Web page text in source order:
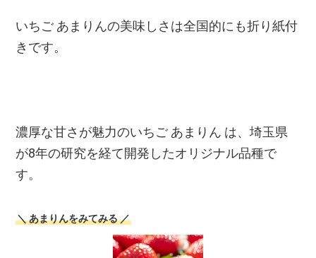
いちご あまりんの美味しさは全国的にも折り紙付
きです。
濃厚な甘さが魅力のいちご あまりん は、埼玉県
が8年の研究を経て開発したオリジナル品種で
す。
＼ あまりんをみてみる ／